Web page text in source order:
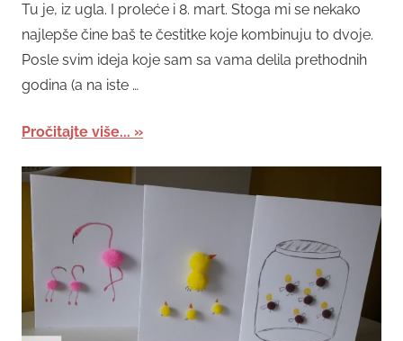
Tu je, iz ugla. I proleće i 8. mart. Stoga mi se nekako
najlepše čine baš te čestitke koje kombinuju to dvoje.
Posle svim ideja koje sam sa vama delila prethodnih
godina (a na iste …
Pročitajte više...